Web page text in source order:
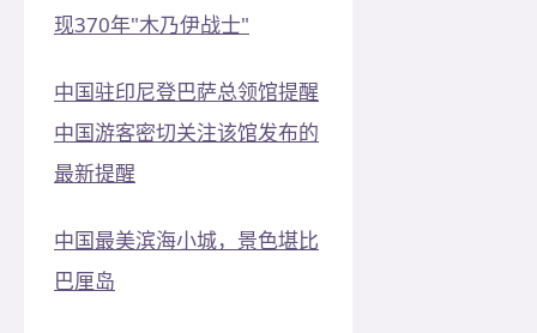
现370年"木乃伊战士"
中国驻印尼登巴萨总领馆提醒
中国游客密切关注该馆发布的
最新提醒
中国最美滨海小城，景色堪比
巴厘岛